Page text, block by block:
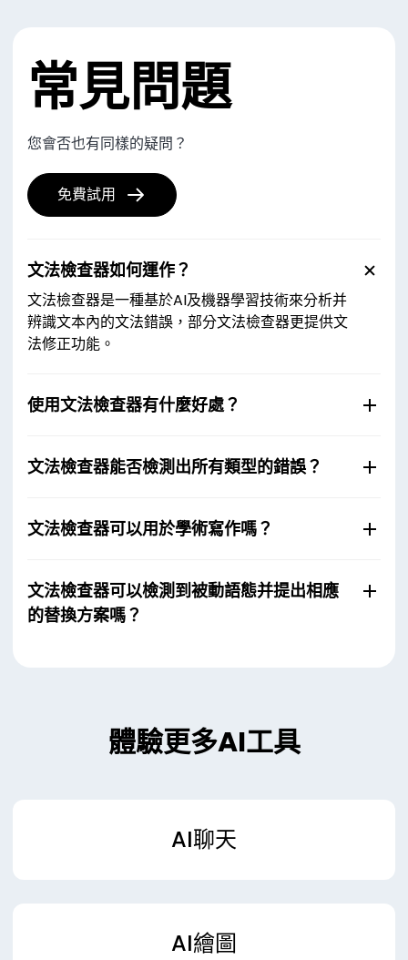
常見問題
您會否也有同樣的疑問？
免費試用
文法檢查器如何運作？
文法檢查器是一種基於AI及機器學習技術來分析并
辨識文本內的文法錯誤，部分文法檢查器更提供文
法修正功能。
使用文法檢查器有什麼好處？
文法檢查器能否檢測出所有類型的錯誤？
文法檢查器可以用於學術寫作嗎？
文法檢查器可以檢測到被動語態并提出相應
的替換方案嗎？
體驗更多AI工具
AI聊天
AI繪圖